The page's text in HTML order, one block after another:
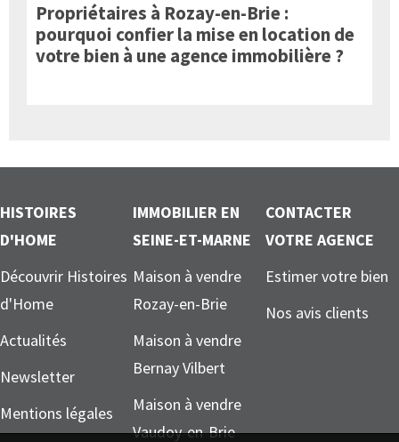
Propriétaires à Rozay-en-Brie :
pourquoi confier la mise en location de
votre bien à une agence immobilière ?
HISTOIRES
D'HOME
Découvrir Histoires
d'Home
Actualités
Newsletter
Mentions légales
IMMOBILIER EN
SEINE-ET-MARNE
Maison à vendre
Rozay-en-Brie
Maison à vendre
Bernay Vilbert
Maison à vendre
Vaudoy-en-Brie
CONTACTER
VOTRE AGENCE
Estimer votre bien
Nos avis clients